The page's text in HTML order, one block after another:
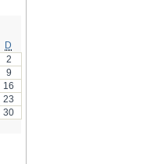
D
2
9
16
23
30